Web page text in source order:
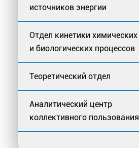
источников энергии
Отдел кинетики химических
и биологических процессов
Теоретический отдел
Аналитический центр
коллективного пользования